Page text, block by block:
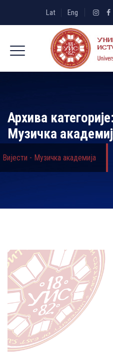
Lat Eng
Архива категорије:
Музичка
Вијести - Музичка aкадемија